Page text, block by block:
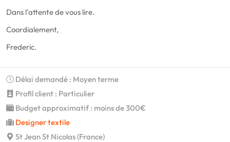
Dans l'attente de vous lire.
Coordialement,
Frederic.
Délai demandé : Moyen terme
Profil client : Particulier
Budget approximatif : moins de 300€
Designer textile
St Jean St Nicolas (France)